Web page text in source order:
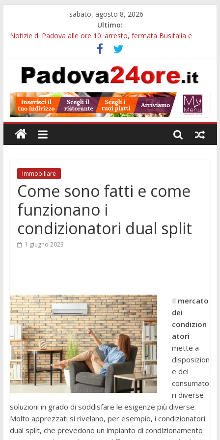
sabato, agosto 8, 2026
Ultimo:
Notizie di Padova alle ore 10: arresto, fermata Busitalia e
Notizie di Padova alle ore 23: maltrattamenti, arresto a
Limena e progetto Cool Shop
Bando sicurezza urbana Veneto: 650mila euro per Comuni e
Sicurezza esodo estivo Padova: più controlli su strade, stazioni
e treni
Bonus trasporto pubblico Veneto: 200 euro per l’abbonamento
annuale
Immobiliare
Come sono fatti e come
funzionano i
condizionatori dual split
1 giugno 2023
Il mercato
dei
condizion
atori
mette a
disposizion
e dei
consumato
ri diverse
soluzioni in grado di soddisfare le esigenze più diverse.
Molto apprezzati si rivelano, per esempio, i condizionatori
dual split, che prevedono un impianto di condizionamento